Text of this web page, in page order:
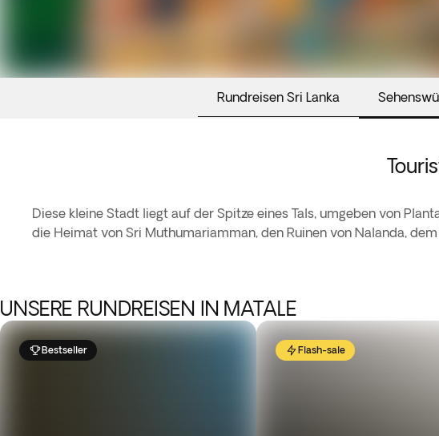
Rundreisen Sri Lanka
Diese kleine Stadt liegt auf der Spitze eines Tals, umgeben von
die Heimat von Sri Muthumariamman, den Ruinen von Nalanda,
UNSERE RUNDREISEN IN MATALE
Bestseller Flash-sale